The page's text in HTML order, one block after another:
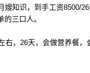
嫂知识，到手工资8500/
三口人。
右，26天，会做营养餐